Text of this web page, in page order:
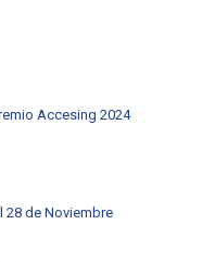
Accesing 2024
28 de Noviembre